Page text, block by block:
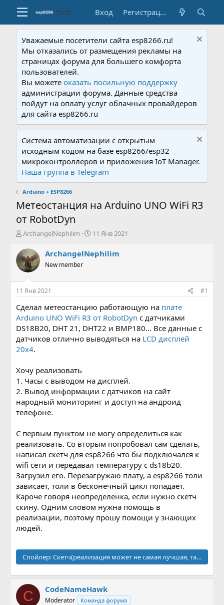
Вход Регистрация
Уважаемые посетители сайта esp8266.ru!
Мы отказались от размещения рекламы на
страницах форума для большего комфорта
пользователей.
Вы можетеоказать посильную поддержку
администрации форума. Данные средства
пойдут на оплату услуг облачных провайдеров
для сайта esp8266.ru
Система автоматизации с открытым
исходным кодом на базе esp8266/esp32
микроконтроллеров и приложения IoT Manager.
Наша группа в Telegram
Arduino + ESP8266
Метеостанция на Arduino UNO WiFi R3
от RobotDyn
А
т
о
р
е
м
ы
ArchangelNephilim
Д
т
а
л
11 Янв 2021
ArchangelNephilim
New member
11 Янв 2021 #1
Сделал метеостанцию работающую на плате
Arduino UNO WiFi R3 от RobotDyn с датчиками
DS18B20, DHT 21, DHT22 и BMP180... Все данные с
датчиков отлично выводяться на LCD дисплей
20x4.
Хочу реализовать
1. Часы с выводом на дисплей.
2. Вывод информации с датчиков на сайт
народный мониторинг и доступ на андроид
телефоне.
С первым пунктом не могу определиться как
реализовать. Со вторым попробовал сам сделать,
написал скетч для esp8266 что бы подключался к
wifi сети и передавал температуру с ds18b20.
Загрузил его. Перезагружаю плату, а esp8266 толи
зависает, толи в бесконечный цикл попадает.
Кароче говоря неопределенка, если нужно скетч
скину. Одним словом нужна помощь в
реализации, поэтому прошу помощи у знающих
людей.
Спойлер:Скетч(реализация может не самая лучшая, так как
C CodeNameHawk
Moderator Команда форума